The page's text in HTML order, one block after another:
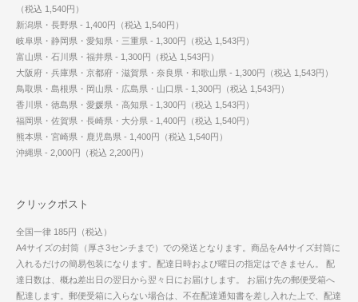
（税込 1,540円）
新潟県・長野県 - 1,400円（税込 1,540円）
岐阜県・静岡県・愛知県・三重県 - 1,300円（税込 1,543円）
富山県・石川県・福井県 - 1,300円（税込 1,543円）
大阪府・兵庫県・京都府・滋賀県・奈良県・和歌山県 - 1,300円（税込 1,543円）
鳥取県・島根県・岡山県・広島県・山口県 - 1,300円（税込 1,543円）
香川県・徳島県・愛媛県・高知県 - 1,300円（税込 1,543円）
福岡県・佐賀県・長崎県・大分県 - 1,400円（税込 1,540円）
熊本県・宮崎県・鹿児島県 - 1,400円（税込 1,540円）
沖縄県 - 2,000円（税込 2,200円）
クリックポスト
全国一律 185円（税込）
A4サイズの封筒（厚さ3センチまで）での発送となります。商品をA4サイズ封筒に
入れるだけの簡易包装になります。配達日時および曜日の指定はできません。 配
達日数は、概ね差出日の翌日から翌々日にお届けします。 お届け先の郵便受箱へ
配達します。郵便受箱に入らない場合は、不在配達通知書を差し入れた上で、配達